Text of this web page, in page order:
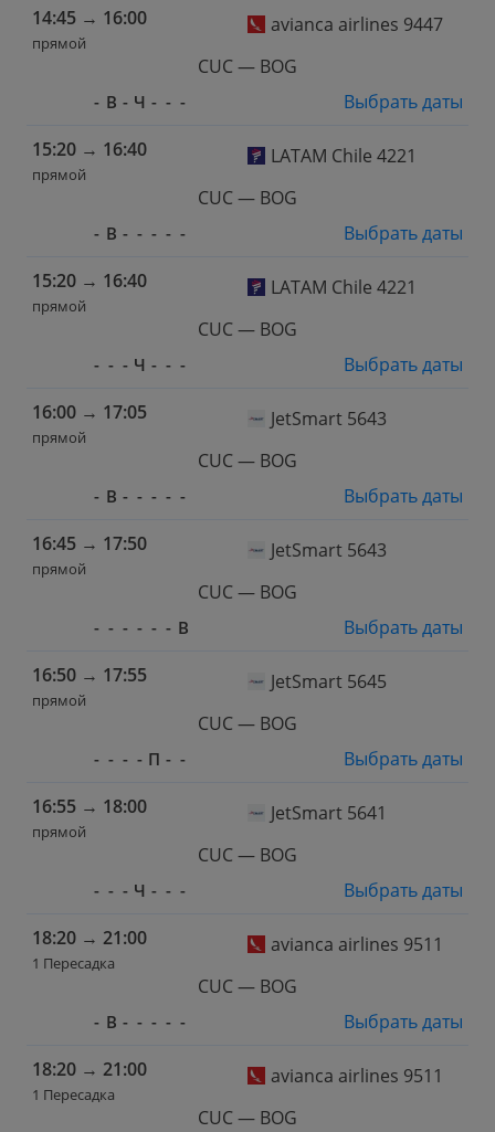
14:45 → 16:00
прямой
avianca airlines 9447
CUC — BOG
- В - Ч - - -
Выбрать даты
15:20 → 16:40
прямой
LATAM Chile 4221
CUC — BOG
- В - - - - -
Выбрать даты
15:20 → 16:40
прямой
LATAM Chile 4221
CUC — BOG
- - - Ч - - -
Выбрать даты
16:00 → 17:05
прямой
JetSmart 5643
CUC — BOG
- В - - - - -
Выбрать даты
16:45 → 17:50
прямой
JetSmart 5643
CUC — BOG
- - - - - - В
Выбрать даты
16:50 → 17:55
прямой
JetSmart 5645
CUC — BOG
- - - - П - -
Выбрать даты
16:55 → 18:00
прямой
JetSmart 5641
CUC — BOG
- - - Ч - - -
Выбрать даты
18:20 → 21:00
1 Пересадка
avianca airlines 9511
CUC — BOG
- В - - - - -
Выбрать даты
18:20 → 21:00
1 Пересадка
avianca airlines 9511
CUC — BOG